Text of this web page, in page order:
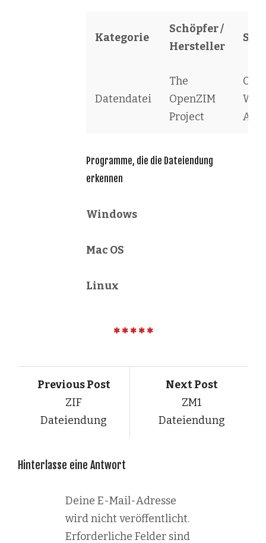
Kategorie
Schöpfer /
Hersteller
Datendatei
The
OpenZIM
Project
Wiki
Programme, die die Dateiendung
erkennen
Windows
Mac OS
Linux
Previous Post
ZIF
Dateiendung
Next Post
ZM1
Dateiendung
Hinterlasse eine Antwort
Deine E-Mail-Adresse
wird nicht veröffentlicht.
Erforderliche Felder sind